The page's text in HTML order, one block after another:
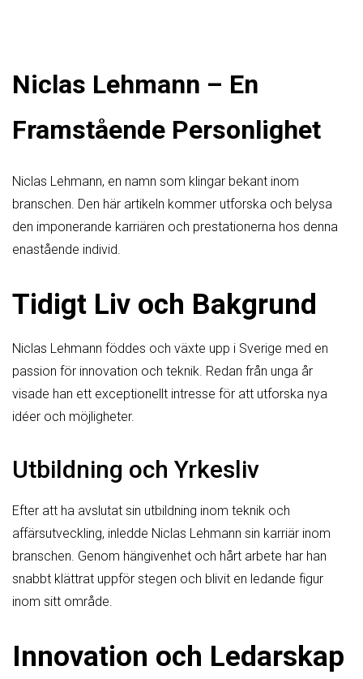
Niclas Lehmann – En
Framstående Personlighet
Niclas Lehmann, en namn som klingar bekant inom
branschen. Den här artikeln kommer utforska och belysa
den imponerande karriären och prestationerna hos denna
enastående individ.
Tidigt Liv och Bakgrund
Niclas Lehmann föddes och växte upp i Sverige med en
passion för innovation och teknik. Redan från unga år
visade han ett exceptionellt intresse för att utforska nya
idéer och möjligheter.
Utbildning och Yrkesliv
Efter att ha avslutat sin utbildning inom teknik och
affärsutveckling, inledde Niclas Lehmann sin karriär inom
branschen. Genom hängivenhet och hårt arbete har han
snabbt klättrat uppför stegen och blivit en ledande figur
inom sitt område.
Innovation och Ledarskap